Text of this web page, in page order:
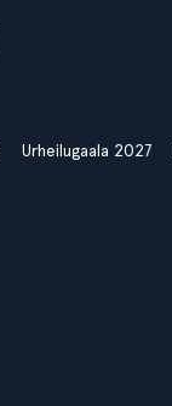
Urheilugaala 2027